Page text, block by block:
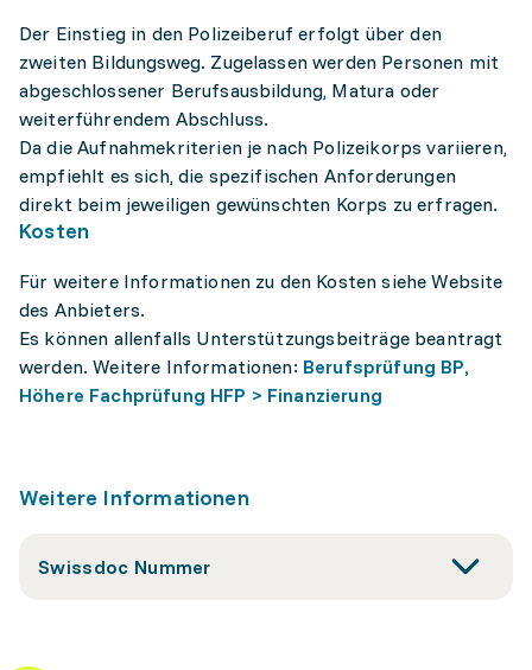
Der Einstieg in den Polizeiberuf erfolgt über den
zweiten Bildungsweg. Zugelassen werden Personen mit
abgeschlossener Berufsausbildung, Matura oder
weiterführendem Abschluss.
Da die Aufnahmekriterien je nach Polizeikorps variieren,
empfiehlt es sich, die spezifischen Anforderungen
direkt beim jeweiligen gewünschten Korps zu erfragen.
Kosten
Für weitere Informationen zu den Kosten siehe Website
des Anbieters.
Es können allenfalls Unterstützungsbeiträge beantragt
werden. Weitere Informationen: Berufsprüfung BP,
Höhere Fachprüfung HFP > Finanzierung
Weitere Informationen
Swissdoc Nummer